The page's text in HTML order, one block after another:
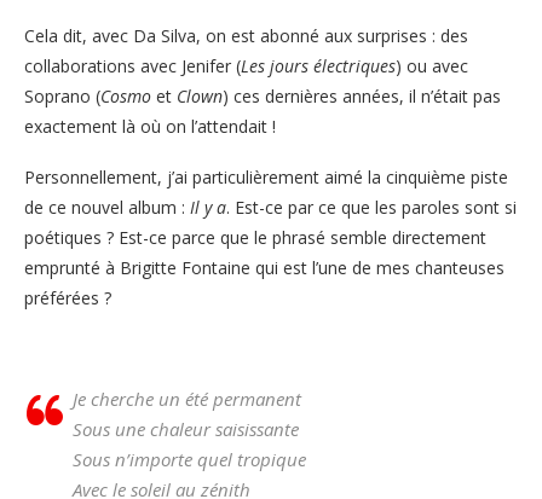
Cela dit, avec Da Silva, on est abonné aux surprises : des
collaborations avec Jenifer (Les jours électriques) ou avec
Soprano (Cosmo et Clown) ces dernières années, il n’était pas
exactement là où on l’attendait !
Personnellement, j’ai particulièrement aimé la cinquième piste
de ce nouvel album : Il y a. Est-ce par ce que les paroles sont si
poétiques ? Est-ce parce que le phrasé semble directement
emprunté à Brigitte Fontaine qui est l’une de mes chanteuses
préférées ?
Je cherche un été permanent
Sous une chaleur saisissante
Sous n’importe quel tropique
Avec le soleil au zénith